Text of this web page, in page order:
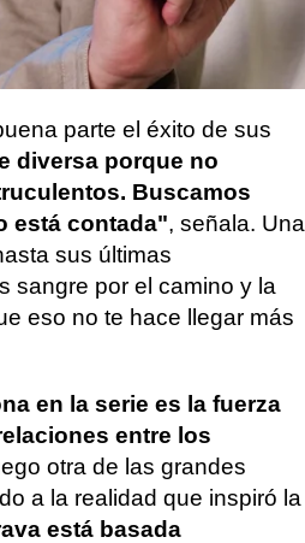
llegues a mucha más
ficción que puedes
parte el éxito de sus
diversa porque no
Buscamos
está contada", señala. Una
sus últimas
sangre por el camino y la
eso no te hace llegar más
en la serie es la fuerza
entre los
otra de las grandes
a la realidad que inspiró la
está basada